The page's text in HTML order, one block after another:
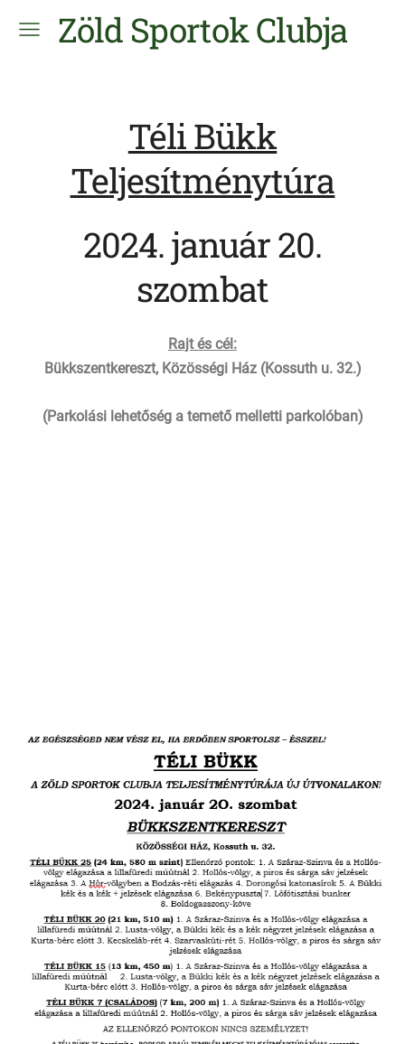
Zöld Sportok Clubja
Téli Bükk
Teljesítménytúra
2024. január 20.
szombat
Rajt és cél:
Bükkszentkereszt, Közösségi Ház (Kossuth u. 32.)
(Parkolási lehetőség a temető melletti parkolóban)